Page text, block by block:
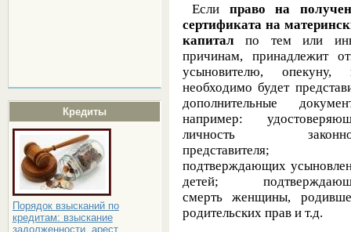
Кредиты
Порядок взысканий по
кредитам: взыскание
задолженности, арест
Если право на
сертификата на
капитал по тем или
причинам, принадлежит
усыновителю, опекуну,
необходимо будет
дополнительные
например:
личность
представителя;
подтверждающих
детей;
смерть женщины,
родительских прав и т.д.